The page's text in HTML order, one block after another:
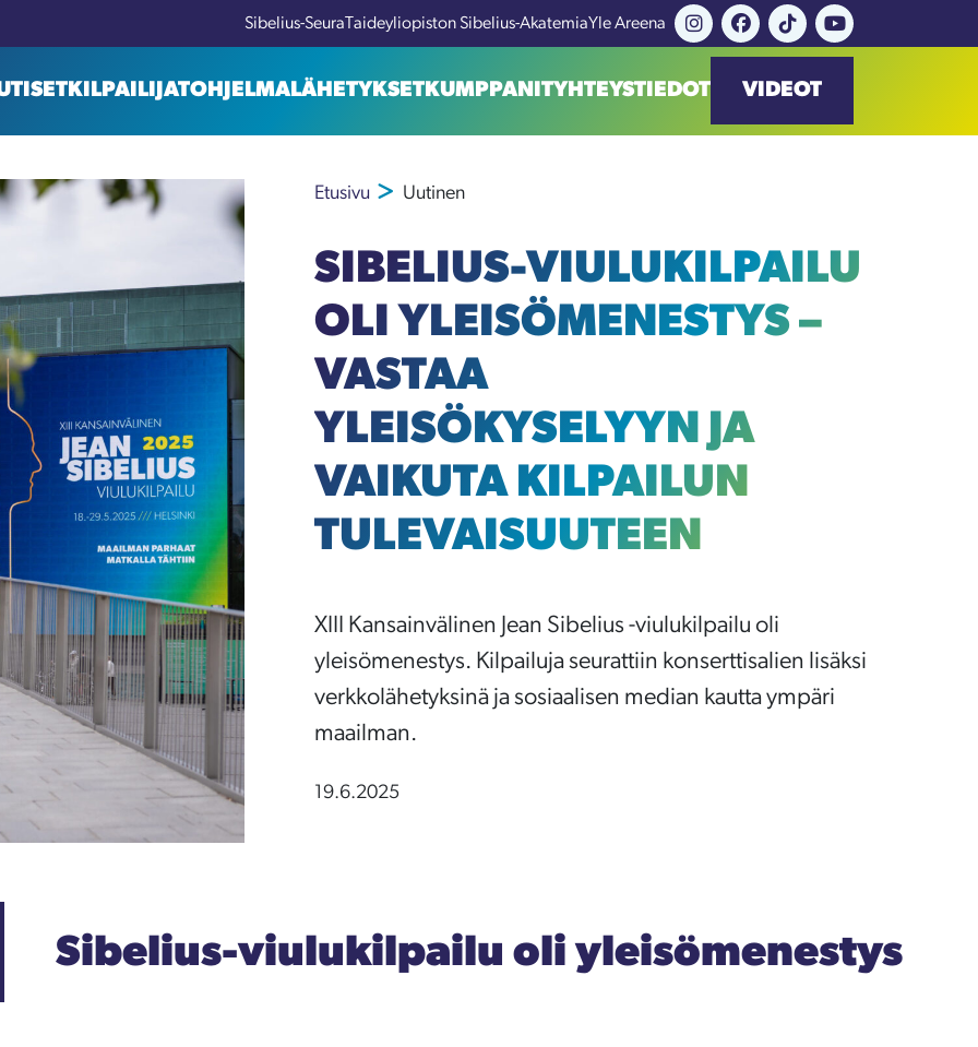
Sibelius-Seura Taideyliopiston Sibelius-AkatemiaYle Areena
KILPAILIJATOHJELMALÄHETYKSETKUMPPANITYHTEYSTIEDOT VIDEOT
Etusivu Uutinen
SIBELIUS-VIULUKILPAILU
OLI YLEISÖMENESTYS –
VASTAA
YLEISÖKYSELYYN JA
VAIKUTA KILPAILUN
TULEVAISUUTEEN
XIII Kansainvälinen Jean Sibelius -viulukilpailu oli
yleisömenestys. Kilpailuja seurattiin konserttisalien lisäksi
verkkolähetyksinä ja sosiaalisen median kautta ympäri
maailman.
19.6.2025
Sibelius-viulukilpailu oli yleisömenestys